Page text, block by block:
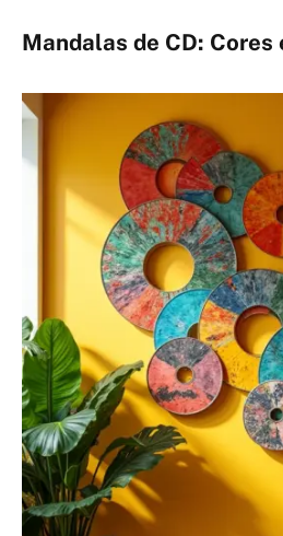
Mandalas de CD: Cores